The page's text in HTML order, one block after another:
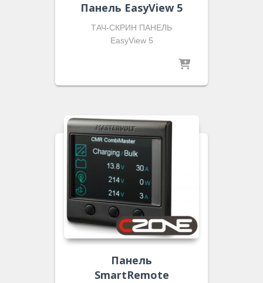
Панель EasyView 5
ТАЧ-СКРИН ПАНЕЛЬ
EasyView 5
Панель
SmartRemote